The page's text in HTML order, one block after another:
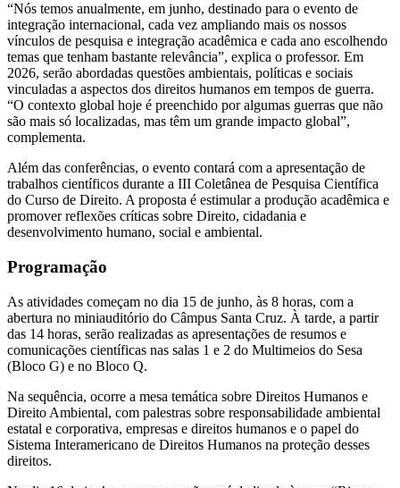
“Nós temos anualmente, em junho, destinado para o evento de
integração internacional, cada vez ampliando mais os nossos
vínculos de pesquisa e integração acadêmica e cada ano escolhendo
temas que tenham bastante relevância”, explica o professor. Em
2026, serão abordadas questões ambientais, políticas e sociais
vinculadas a aspectos dos direitos humanos em tempos de guerra.
“O contexto global hoje é preenchido por algumas guerras que não
são mais só localizadas, mas têm um grande impacto global”,
complementa.
Além das conferências, o evento contará com a apresentação de
trabalhos científicos durante a III Coletânea de Pesquisa Científica
do Curso de Direito. A proposta é estimular a produção acadêmica e
promover reflexões críticas sobre Direito, cidadania e
desenvolvimento humano, social e ambiental.
Programação
As atividades começam no dia 15 de junho, às 8 horas, com a
abertura no miniauditório do Câmpus Santa Cruz. À tarde, a partir
das 14 horas, serão realizadas as apresentações de resumos e
comunicações científicas nas salas 1 e 2 do Multimeios do Sesa
(Bloco G) e no Bloco Q.
Na sequência, ocorre a mesa temática sobre Direitos Humanos e
Direito Ambiental, com palestras sobre responsabilidade ambiental
estatal e corporativa, empresas e direitos humanos e o papel do
Sistema Interamericano de Direitos Humanos na proteção desses
direitos.